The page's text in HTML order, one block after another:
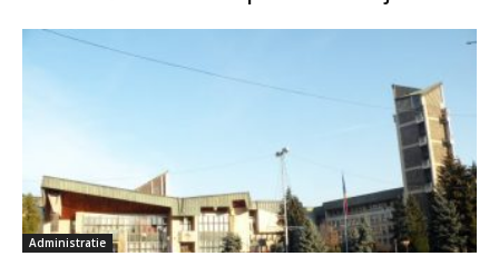
Administratie